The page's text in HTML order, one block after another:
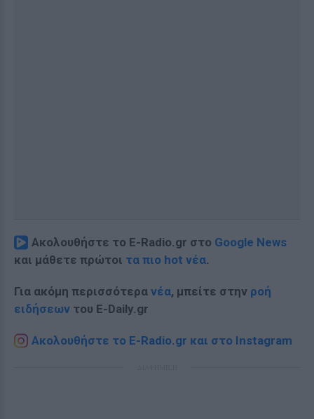
Ακολουθήστε το E-Radio.gr στο Google News
και μάθετε πρώτοι τα πιο hot νέα.
Για ακόμη περισσότερα νέα, μπείτε στην ροή
ειδήσεων του E-Daily.gr
Ακολουθήστε το E-Radio.gr και στο Instagram